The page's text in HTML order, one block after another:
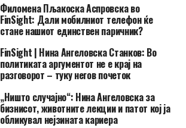
Филомена Пљакоска Аспровска во
FinSight: Дали мобилниот телефон ќе
стане нашиот единствен паричник?
FinSight | Нина Ангеловска Станков: Во
политиката аргументот не е крај на
разговорот – туку негов почеток
„Ништо случајно“: Нина Ангеловска за
бизнисот, животните лекции и патот кој ја
обликувал нејзината кариера